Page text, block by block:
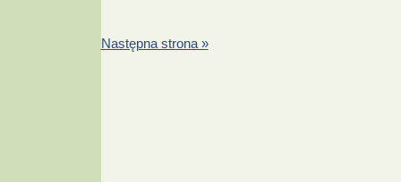
Następna strona »